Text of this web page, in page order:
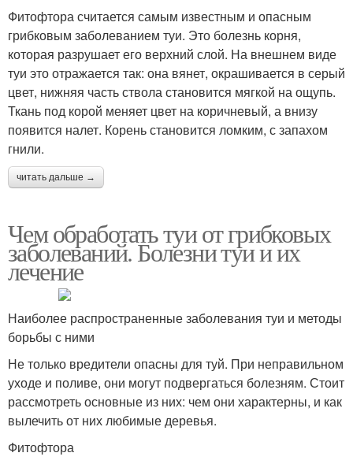
Фитофтора считается самым известным и опасным
грибковым заболеванием туи. Это болезнь корня,
которая разрушает его верхний слой. На внешнем виде
туи это отражается так: она вянет, окрашивается в серый
цвет, нижняя часть ствола становится мягкой на ощупь.
Ткань под корой меняет цвет на коричневый, а внизу
появится налет. Корень становится ломким, с запахом
гнили.
читать дальше →
Чем обработать туи от грибковых
заболеваний. Болезни туи и их
лечение
Наиболее распространенные заболевания туи и методы
борьбы с ними
Не только вредители опасны для туй. При неправильном
уходе и поливе, они могут подвергаться болезням. Стоит
рассмотреть основные из них: чем они характерны, и как
вылечить от них любимые деревья.
Фитофтора